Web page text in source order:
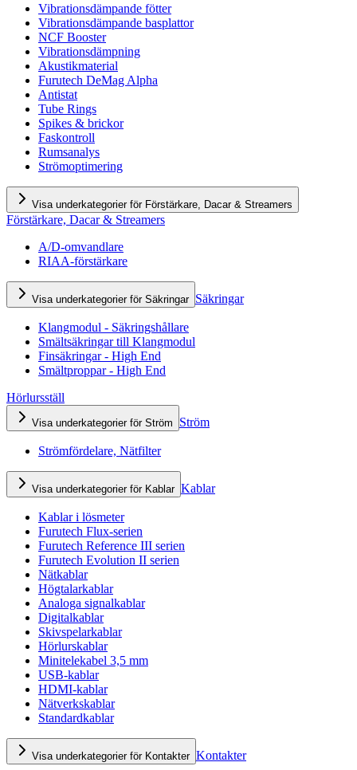
Vibrationsdämpande fötter
Vibrationsdämpande basplattor
NCF Booster
Vibrationsdämpning
Akustikmaterial
Furutech DeMag Alpha
Antistat
Tube Rings
Spikes & brickor
Faskontroll
Rumsanalys
Strömoptimering
Visa underkategorier för Förstärkare, Dacar & Streamers
Förstärkare, Dacar & Streamers
A/D-omvandlare
RIAA-förstärkare
Visa underkategorier för Säkringar Säkringar
Klangmodul - Säkringshållare
Smältsäkringar till Klangmodul
Finsäkringar - High End
Smältproppar - High End
Hörlursställ
Visa underkategorier för Ström Ström
Strömfördelare, Nätfilter
Visa underkategorier för Kablar Kablar
Kablar i lösmeter
Furutech Flux-serien
Furutech Reference III serien
Furutech Evolution II serien
Nätkablar
Högtalarkablar
Analoga signalkablar
Digitalkablar
Skivspelarkablar
Hörlurskablar
Minitelekabel 3,5 mm
USB-kablar
HDMI-kablar
Nätverkskablar
Standardkablar
Visa underkategorier för Kontakter Kontakter